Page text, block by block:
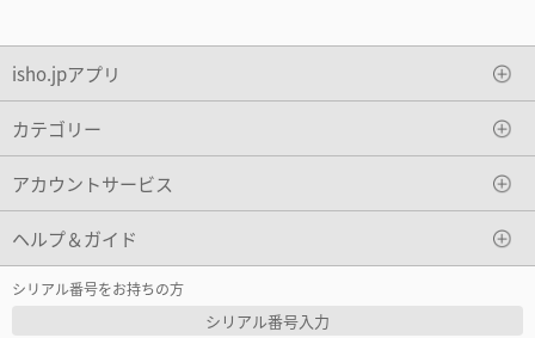
isho.jpアプリ
カテゴリー
アカウントサービス
ヘルプ＆ガイド
シリアル番号をお持ちの方
シリアル番号入力